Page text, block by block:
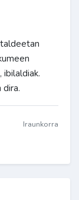
dira.
Iraunkorra